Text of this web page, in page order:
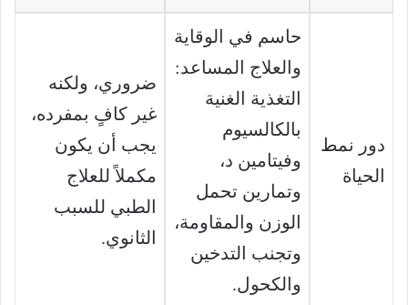
دور نمط
الحياة
حاسم في الوقاية
والعلاج المساعد:
التغذية الغنية
بالكالسيوم
وفيتامين د،
وتمارين تحمل
الوزن والمقاومة،
وتجنب التدخين
والكحول.
ضروري، ولكنه
غير كافٍ بمفرده،
يجب أن يكون
مكملاً للعلاج
الطبي للسبب
الثانوي.